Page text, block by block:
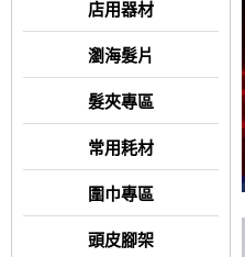
店用器材
瀏海髮片
髮夾專區
常用耗材
圍巾專區
頭皮腳架